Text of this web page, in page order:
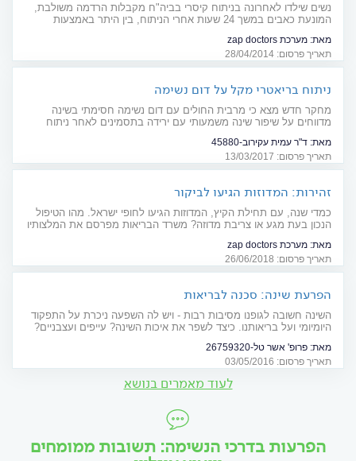
נשים שילדו לאחרונה בניתוח קיסרי בביה"ח מקבלות הרדמה משולבת,
המונעת כאבים במשך 24 שעות אחרי הניתוח, בין היתר באמצעות
מאת: מערכת zap doctors
תאריך פרסום: 28/04/2014
ניתוח בריאטרי מקל על דום נשימה
מחקר חדש מצא כי מרבית החולים עם דום נשימה חסימתי בשינה
מדווחים על שיפור שינה משמעותי עם ירידה בתסמינים לאחר ניתוח
מאת: ד"ר עמית עקירוב-45880
תאריך פרסום: 13/03/2017
זהירות: המדוזות הגיעו לביקור
כמדי שנה, עם תחילת הקיץ, המדוזות הגיעו לחופי ישראל. מהו הטיפול
הנכון בעת מגע או צריבת מדוזה? משרד הבריאות מפרסם את המלצותיו
מאת: מערכת zap doctors
תאריך פרסום: 26/06/2018
הפרעת שינה: סכנה לבריאות
השינה חשובה לגופנו מסיבות רבות - ויש לה השפעה ניכרת על התפקוד
היומיומי ועל בריאותנו. כיצד לשפר את איכות השינה? עייפים ועצבניים?
מאת: פרופ' אשר טל-26759320
תאריך פרסום: 03/05/2016
לעוד מאמרים בנושא
הפרעות בדרכי הנשימה: תשובות ממומחים